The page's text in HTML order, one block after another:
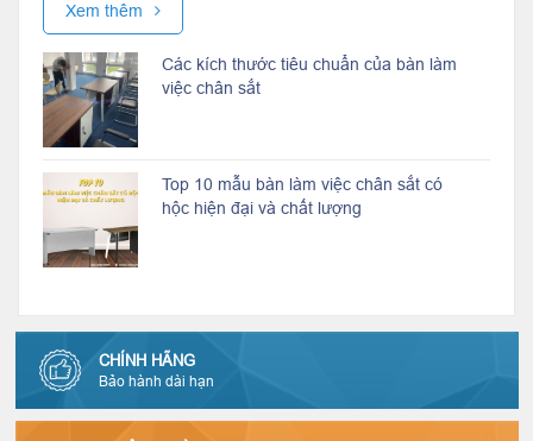
Xem thêm
Các kích thước tiêu chuẩn của bàn làm
việc chân sắt
Top 10 mẫu bàn làm việc chân sắt có
hộc hiện đại và chất lượng
CHÍNH HÃNG
Bảo hành dài hạn